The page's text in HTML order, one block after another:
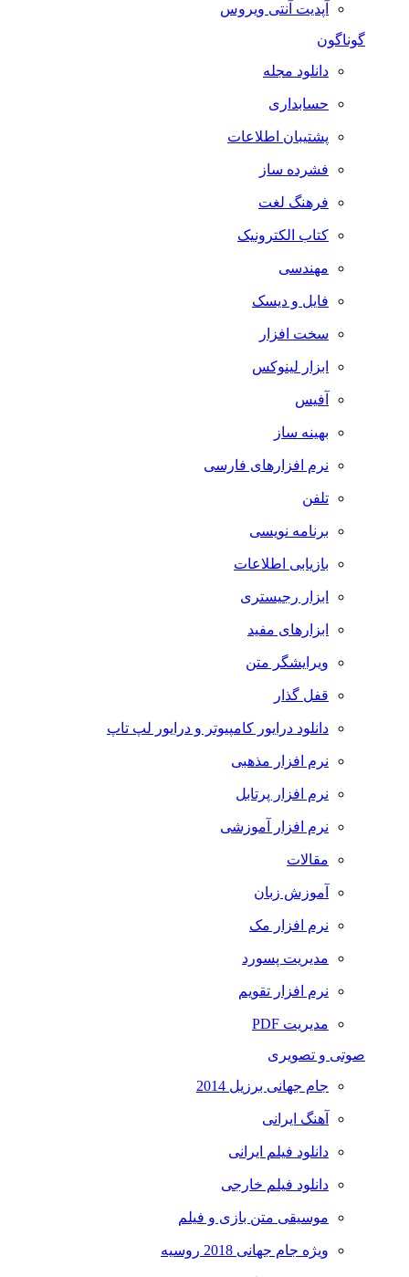
آپدیت آنتی ویروس
گوناگون
دانلود مجله
حسابداری
پشتیبان اطلاعات
فشرده ساز
فرهنگ لغت
کتاب الکترونیک
مهندسی
فایل و دیسک
سخت افزار
ابزار لینوکس
آفیس
بهینه ساز
نرم افزارهای فارسی
تلفن
برنامه نویسی
بازیابی اطلاعات
ابزار رجیستری
ابزارهای مفید
ویرایشگر متن
قفل گذار
دانلود درایور کامپیوتر و درایور لپ تاپ
نرم افزار مذهبی
نرم افزار پرتابل
نرم افزار آموزشی
مقالات
آموزش زبان
نرم افزار مک
مدیریت پسورد
نرم افزار تقویم
مدیریت PDF
صوتی و تصویری
جام جهانی برزیل 2014
آهنگ ایرانی
دانلود فیلم ایرانی
دانلود فیلم خارجی
موسیقی متن بازی و فیلم
ویژه جام جهانی 2018 روسیه